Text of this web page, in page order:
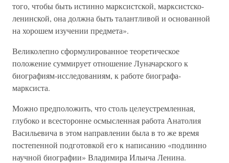
того, чтобы быть истинно марксистской, марксистско-
ленинской, она должна быть талантливой и основанной
на хорошем изучении предмета».
Великолепно сформулированное теоретическое
положение суммирует отношение Луначарского к
биографиям-исследованиям, к работе биографа-
марксиста.
Можно предположить, что столь целеустремленная,
глубоко и всесторонне осмысленная работа Анатолия
Васильевича в этом направлении была в то же время
постепенной подготовкой его к написанию «подлинно
научной биографии» Владимира Ильича Ленина.